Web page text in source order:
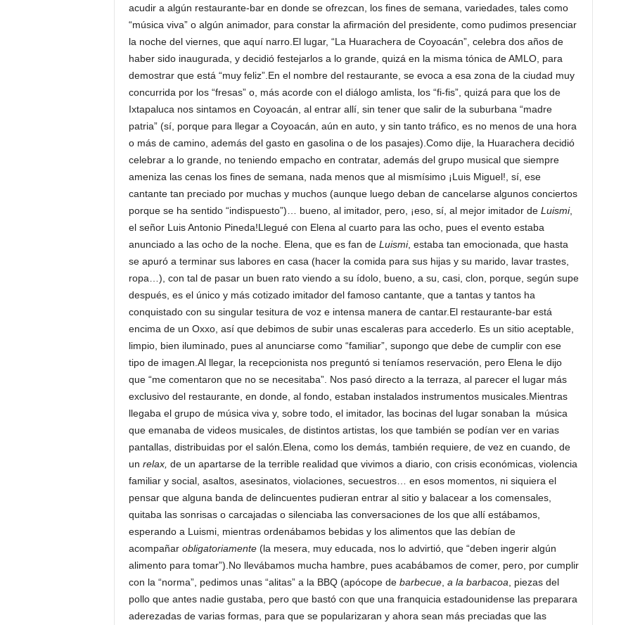
acudir a algún restaurante-bar en donde se ofrezcan, los fines de semana, variedades, tales como
“música viva” o algún animador, para constar la afirmación del presidente, como pudimos presenciar
la noche del viernes, que aquí narro.El lugar, “La Huarachera de Coyoacán”, celebra dos años de
haber sido inaugurada, y decidió festejarlos a lo grande, quizá en la misma tónica de AMLO, para
demostrar que está “muy feliz”.En el nombre del restaurante, se evoca a esa zona de la ciudad muy
concurrida por los “fresas” o, más acorde con el diálogo amlista, los “fi-fis”, quizá para que los de
Ixtapaluca nos sintamos en Coyoacán, al entrar allí, sin tener que salir de la suburbana “madre
patria” (sí, porque para llegar a Coyoacán, aún en auto, y sin tanto tráfico, es no menos de una hora
o más de camino, además del gasto en gasolina o de los pasajes).Como dije, la Huarachera decidió
celebrar a lo grande, no teniendo empacho en contratar, además del grupo musical que siempre
ameniza las cenas los fines de semana, nada menos que al mismísimo ¡Luis Miguel!, sí, ese
cantante tan preciado por muchas y muchos (aunque luego deban de cancelarse algunos conciertos
porque se ha sentido “indispuesto”)… bueno, al imitador, pero, ¡eso, sí, al mejor imitador de Luismi,
el señor Luis Antonio Pineda!Llegué con Elena al cuarto para las ocho, pues el evento estaba
anunciado a las ocho de la noche. Elena, que es fan de Luismi, estaba tan emocionada, que hasta
se apuró a terminar sus labores en casa (hacer la comida para sus hijas y su marido, lavar trastes,
ropa…), con tal de pasar un buen rato viendo a su ídolo, bueno, a su, casi, clon, porque, según supe
después, es el único y más cotizado imitador del famoso cantante, que a tantas y tantos ha
conquistado con su singular tesitura de voz e intensa manera de cantar.El restaurante-bar está
encima de un Oxxo, así que debimos de subir unas escaleras para accederlo. Es un sitio aceptable,
limpio, bien iluminado, pues al anunciarse como “familiar”, supongo que debe de cumplir con ese
tipo de imagen.Al llegar, la recepcionista nos preguntó si teníamos reservación, pero Elena le dijo
que “me comentaron que no se necesitaba”. Nos pasó directo a la terraza, al parecer el lugar más
exclusivo del restaurante, en donde, al fondo, estaban instalados instrumentos musicales.Mientras
llegaba el grupo de música viva y, sobre todo, el imitador, las bocinas del lugar sonaban la música
que emanaba de videos musicales, de distintos artistas, los que también se podían ver en varias
pantallas, distribuidas por el salón.Elena, como los demás, también requiere, de vez en cuando, de
un relax, de un apartarse de la terrible realidad que vivimos a diario, con crisis económicas, violencia
familiar y social, asaltos, asesinatos, violaciones, secuestros… en esos momentos, ni siquiera el
pensar que alguna banda de delincuentes pudieran entrar al sitio y balacear a los comensales,
quitaba las sonrisas o carcajadas o silenciaba las conversaciones de los que allí estábamos,
esperando a Luismi, mientras ordenábamos bebidas y los alimentos que las debían de
acompañar obligatoriamente(la mesera, muy educada, nos lo advirtió, que “deben ingerir algún
alimento para tomar”).No llevábamos mucha hambre, pues acabábamos de comer, pero, por cumplir
con la “norma”, pedimos unas “alitas” a la BBQ (apócope de barbecue, a la barbacoa , piezas del
pollo que antes nadie gustaba, pero que bastó con que una franquicia estadounidense las preparara
aderezadas de varias formas, para que se popularizaran y ahora sean más preciadas que las